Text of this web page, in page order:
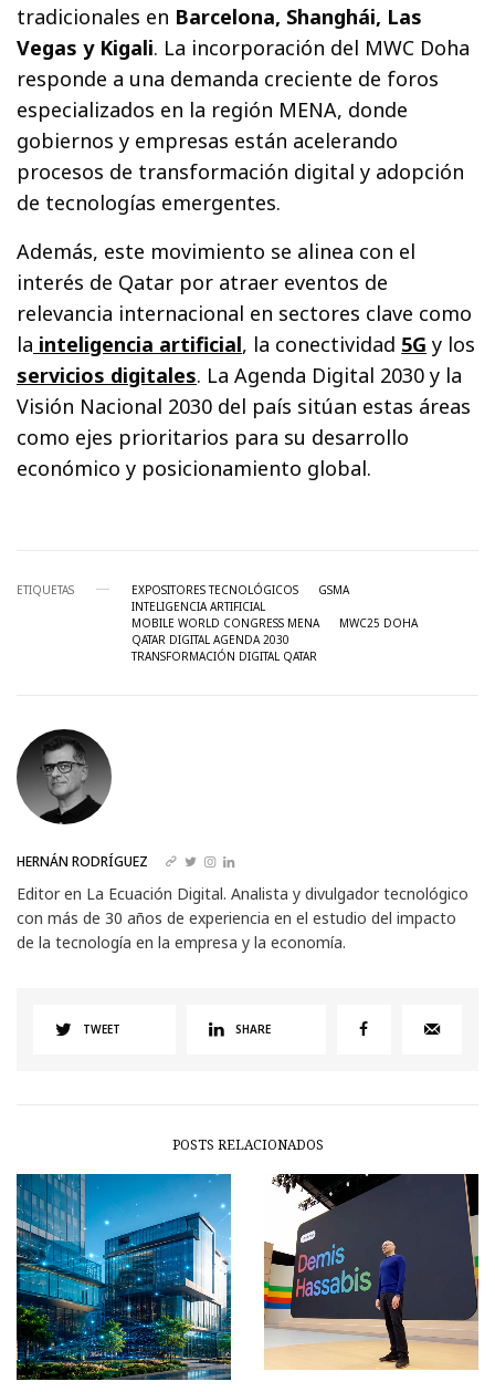
tradicionales en Barcelona, Shanghái, Las
Vegas y Kigali. La incorporación del MWC Doha
responde a una demanda creciente de foros
especializados en la región MENA, donde
gobiernos y empresas están acelerando
procesos de transformación digital y adopción
de tecnologías emergentes.
Además, este movimiento se alinea con el
interés de Qatar por atraer eventos de
relevancia internacional en sectores clave como
la inteligencia artificial, la conectividad 5G y los
servicios digitales. La Agenda Digital 2030 y la
Visión Nacional 2030 del país sitúan estas áreas
como ejes prioritarios para su desarrollo
económico y posicionamiento global.
ETIQUETAS EXPOSITORES TECNOLÓGICOS
GSMA
INTELIGENCIA ARTIFICIAL
MOBILE WORLD CONGRESS MENA
MWC25 DOHA
QATAR DIGITAL AGENDA 2030
TRANSFORMACIÓN DIGITAL QATAR
HERNÁN RODRÍGUEZ
Editor en La Ecuación Digital. Analista y divulgador tecnológico
con más de 30 años de experiencia en el estudio del impacto
de la tecnología en la empresa y la economía.
TWEET SHARE
POSTS RELACIONADOS